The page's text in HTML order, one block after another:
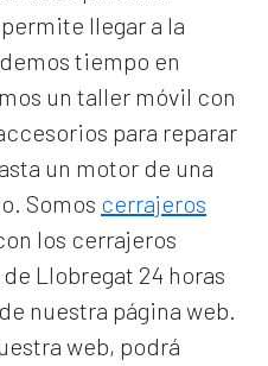
llegar a la
tiempo en
un taller móvil con
para reparar
un motor de una
Somos cerrajeros
los cerrajeros
Llobregat 24 horas
nuestra página web.
web, podrá